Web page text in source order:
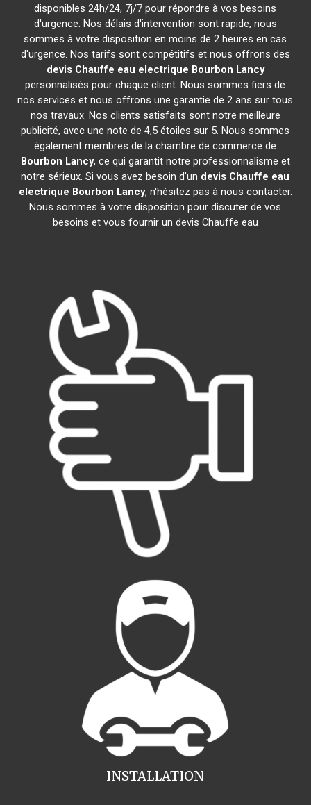
disponibles 24h/24, 7j/7 pour répondre à vos besoins
d'urgence. Nos délais d'intervention sont rapide, nous
sommes à votre disposition en moins de 2 heures en cas
d'urgence. Nos tarifs sont compétitifs et nous offrons des
devis Chauffe eau electrique Bourbon Lancy
personnalisés pour chaque client. Nous sommes fiers de
nos services et nous offrons une garantie de 2 ans sur tous
nos travaux. Nos clients satisfaits sont notre meilleure
publicité, avec une note de 4,5 étoiles sur 5. Nous sommes
également membres de la chambre de commerce de
Bourbon Lancy, ce qui garantit notre professionnalisme et
notre sérieux. Si vous avez besoin d'un devis Chauffe eau
electrique Bourbon Lancy, n'hésitez pas à nous contacter.
Nous sommes à votre disposition pour discuter de vos
besoins et vous fournir un devis Chauffe eau
INSTALLATION